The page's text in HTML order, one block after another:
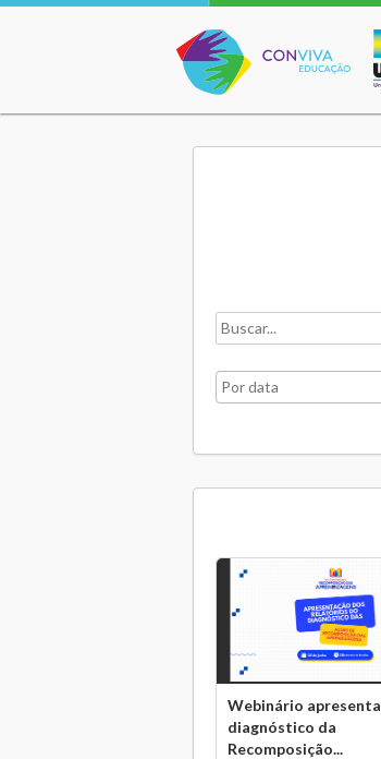
Conviva Educação
Webinário apresenta
diagnóstico da
Recomposição...